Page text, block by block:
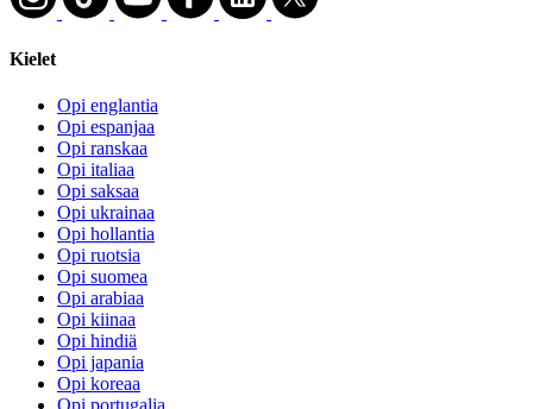
Kielet
Opi englantia
Opi espanjaa
Opi ranskaa
Opi italiaa
Opi saksaa
Opi ukrainaa
Opi hollantia
Opi ruotsia
Opi suomea
Opi arabiaa
Opi kiinaa
Opi hindiä
Opi japania
Opi koreaa